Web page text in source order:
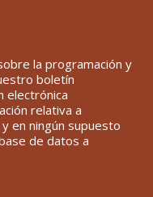
la programación y
boletín
electrónica
relativa a
en ningún supuesto
de datos a